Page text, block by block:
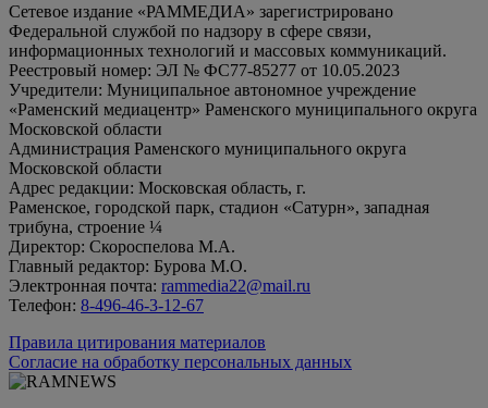
Сетевое издание «РАММЕДИА» зарегистрировано
Федеральной службой по надзору в сфере связи,
информационных технологий и массовых коммуникаций.
Реестровый номер: ЭЛ № ФС77-85277 от 10.05.2023
Учредители: Муниципальное автономное учреждение
«Раменский медиацентр» Раменского муниципального округа
Московской области
Администрация Раменского муниципального округа
Московской области
Адрес редакции: Московская область, г.
Раменское, городской парк, стадион «Сатурн», западная
трибуна, строение ¼
Директор: Скороспелова М.А.
Главный редактор: Бурова М.О.
Электронная почта: rammedia22@mail.ru
Телефон: 8-496-46-3-12-67
Правила цитирования материалов
Согласие на обработку персональных данных